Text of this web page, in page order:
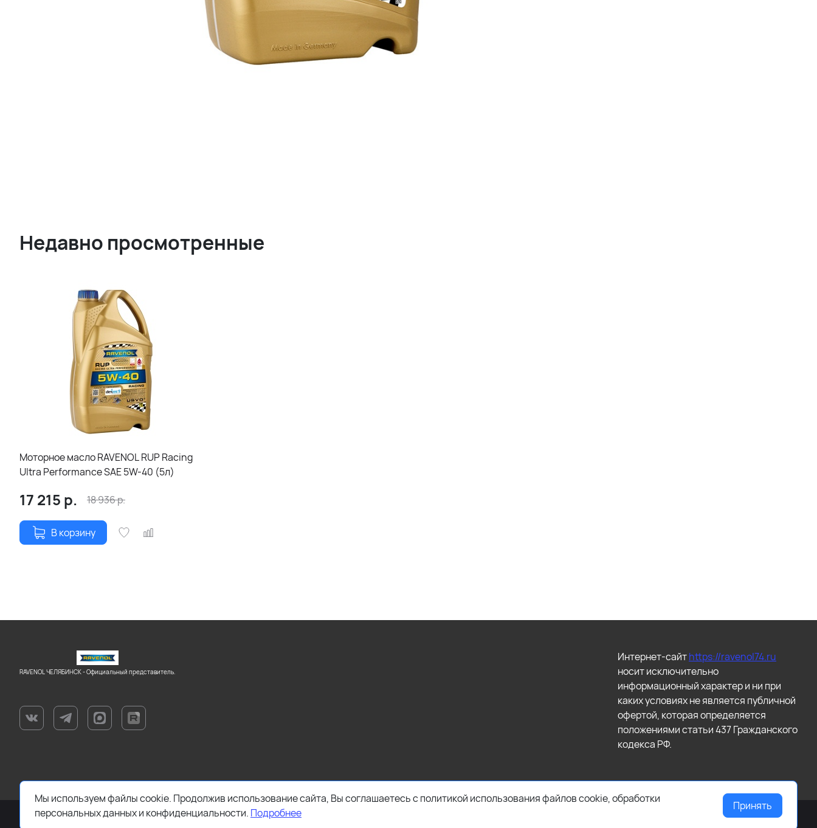
Недавно просмотренные
Моторное масло RAVENOL RUP Racing
Ultra Performance SAE 5W-40 (5л)
17 215 р. 18 936р.
В корзину
RAVENOL ЧЕЛЯБИНСК - Официальный представитель.
Интернет-сайтhttps://ravenol74.ru
носит исключительно
информационный характер и ни при
каких условиях не является публичной
офертой, которая определяется
положениями статьи 437 Гражданского
кодекса РФ.
Мы используем файлы cookie. Продолжив использование сайта, Вы соглашаетесь с политикой использования файлов cookie, обработки
персональных данных и конфиденциальности. Подробнее
Принять